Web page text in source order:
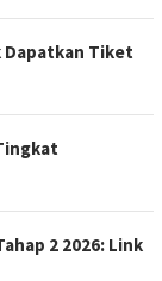
Dapatkan Tiket
2 2026: Link